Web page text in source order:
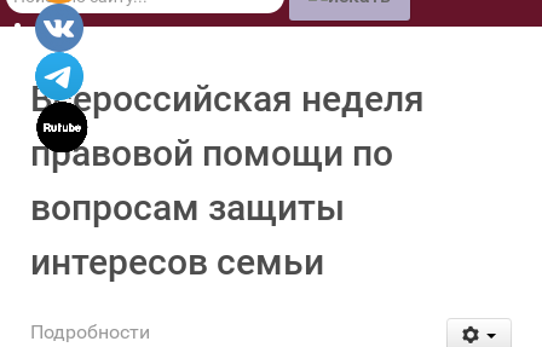
по
сайту
Всероссийская неделя
правовой помощи по
вопросам защиты
интересов семьи
Подробности